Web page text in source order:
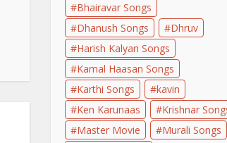
Bhairavar Songs
Dhanush Songs
Dhruv
Harish Kalyan Songs
Kamal Haasan Songs
Karthi Songs
kavin
Ken Karunaas
Krishnar
Master Movie
Murali Songs